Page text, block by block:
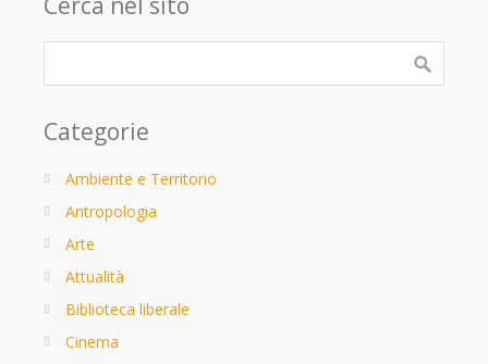
Categorie
Ambiente e Territorio
Antropologia
Arte
Attualità
Biblioteca liberale
Cinema